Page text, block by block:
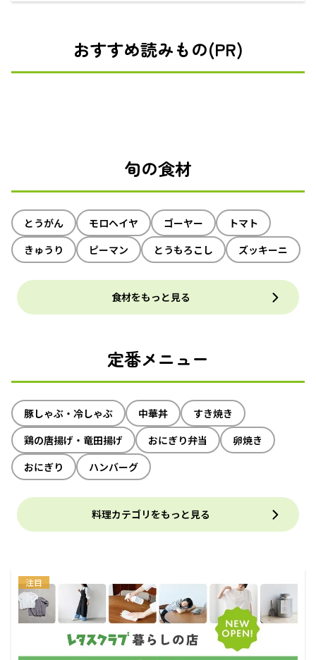
おすすめ読みもの(PR)
旬の食材
とうがん モロヘイヤ ゴーヤー
トマト
きゅうり
ピーマン とうもろこし ズッキーニ
食材をもっと見る
定番メニュー
豚しゃぶ・冷しゃぶ 中華丼
すき焼き
鶏の唐揚げ・竜田揚げ
おにぎり弁当
卵焼き
おにぎり
ハンバーグ
料理カテゴリをもっと見る
注目